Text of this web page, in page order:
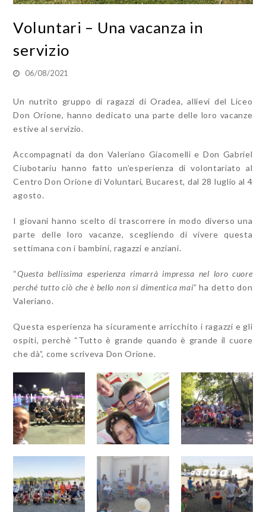
Voluntari – Una vacanza in
servizio
06/08/2021
Un nutrito gruppo di ragazzi di Oradea, allievi del Liceo
Don Orione, hanno dedicato una parte delle loro vacanze
estive al servizio.
Accompagnati da don Valeriano Giacomelli e Don Gabriel
Ciubotariu hanno fatto un’esperienza di volontariato al
Centro Don Orione di Voluntari, Bucarest, dal 28 luglio al 4
agosto.
I giovani hanno scelto di trascorrere in modo diverso una
parte delle loro vacanze, scegliendo di vivere questa
settimana con i bambini, ragazzi e anziani.
“Questa bellissima esperienza rimarrà impressa nel loro cuore
perché tutto ciò che è bello non si dimentica mai” ha detto don
Valeriano.
Questa esperienza ha sicuramente arricchito i ragazzi e gli
ospiti, perchè “Tutto è grande quando è grande il cuore
che dà”, come scriveva Don Orione.